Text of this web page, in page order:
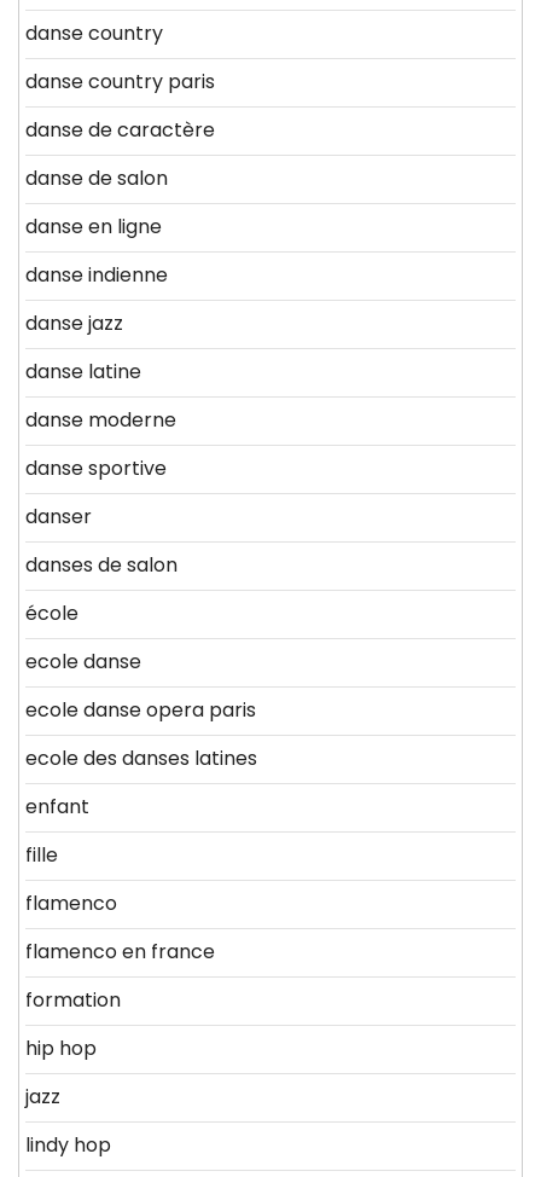
danse country
danse country paris
danse de caractère
danse de salon
danse en ligne
danse indienne
danse jazz
danse latine
danse moderne
danse sportive
danser
danses de salon
école
ecole danse
ecole danse opera paris
ecole des danses latines
enfant
fille
flamenco
flamenco en france
formation
hip hop
jazz
lindy hop